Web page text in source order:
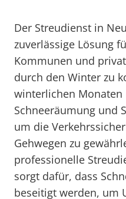
Der Streudienst in
zuverlässige Lösung
Kommunen und
durch den Winter zu
winterlichen Monaten
Schneeräumung und
um die
Gehwegen zu
professionelle
sorgt dafür, dass
beseitigt werden, um